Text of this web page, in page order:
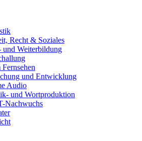
Recht & Soziales
und Weiterbildung
und Entwicklung
Audio
und Wortproduktion
Nachwuchs